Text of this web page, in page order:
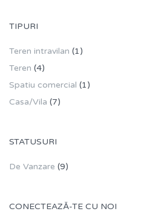
TIPURI
Teren intravilan (1)
Teren (4)
Spatiu comercial (1)
Casa/Vila (7)
STATUSURI
De Vanzare (9)
CONECTEAZĂ-TE CU NOI